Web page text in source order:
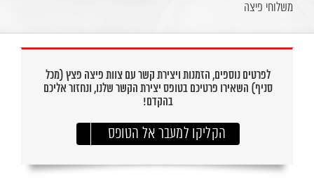
משלוחי פיצה
לפרטים נוספים, הזמנות ויצירת קשר עם צוות פיצה פצץ (מכל
סניף) השאירו פרטיכם בטופס יצירת הקשר שלנו, ונחזור אליכם
בהקדם!
הקליקו למעבר אל הטופס